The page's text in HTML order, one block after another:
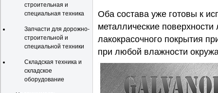
строительная и
специальная техника
Запчасти для дорожно-
строительной и
специальной техники
Складская техника и
складское
оборудование
Оба состава уже готовы к
металлические
лакокрасочного покрытия
при любой влажности